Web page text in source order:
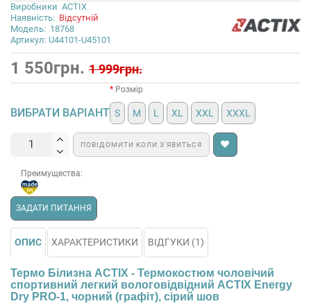
Виробники ACTIX
Наявність: Відсутній
Модель: 18768
Артикул: U44101-U45101
1 550грн. 1 999грн.
ВИБРАТИ ВАРІАНТ
Розмір
S M L XL XXL XXXL
ПОВІДОМИТИ КОЛИ З’ЯВИТЬСЯ
Преимущества:
ЗАДАТИ ПИТАННЯ
ОПИС ХАРАКТЕРИСТИКИ ВІДГУКИ (1)
Термо Білизна ACTIX - Термокостюм чоловічий
спортивний легкий вологовідвідний ACTIX Energy
Dry PRO-1, чорний (графіт), сірий шов